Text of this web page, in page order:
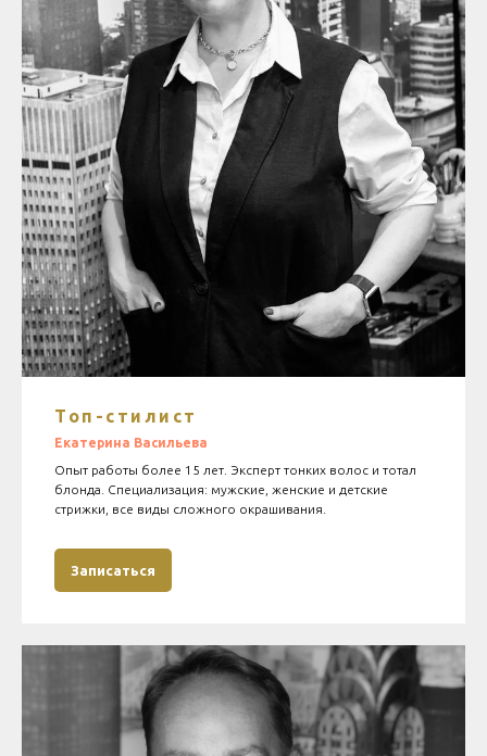
Топ-стилист
Екатерина Васильева
Опыт работы более 15 лет. Эксперт тонких волос и тотал
блонда. Специализация: мужские, женские и детские
стрижки, все виды сложного окрашивания.
Записаться